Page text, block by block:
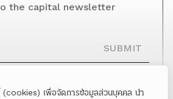
(cookies) เพื่อจัดการข้อมูลส่วนบุคคล นำ
the capital newsletter
SUBMIT